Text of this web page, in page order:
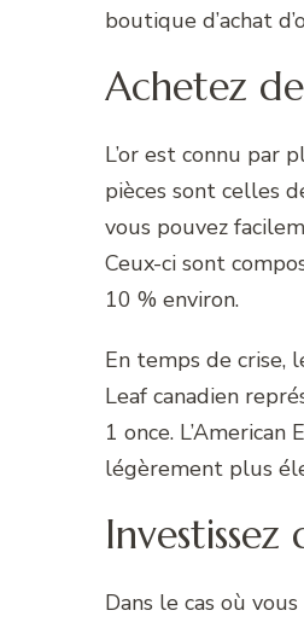
boutique d’achat
Achetez
L’or est connu par
pièces sont celles
vous pouvez
Ceux-ci sont
10 % environ.
En temps de crise,
Leaf canadien
1 once.
légèrement plus
Investissez
Dans le cas où